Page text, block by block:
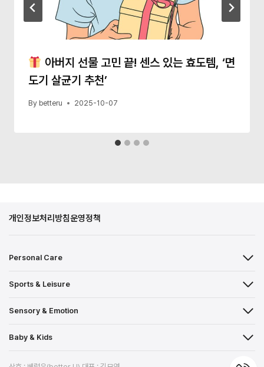
아버지 선물 고민 끝! 센스 있는 효도템, ‘면
도기 살균기 추천’
By betteru 2025-10-07
개인정보처리방침운영정책
Personal Care
Sports & Leisure
Sensory & Emotion
Baby & Kids